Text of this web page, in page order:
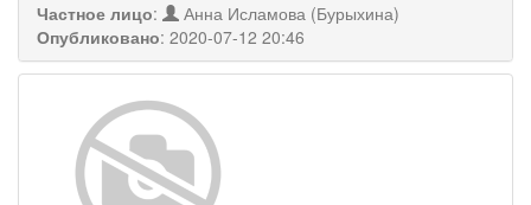
Частное лицо:
Анна Исламова (Бурыхина)
Опубликовано: 2020-07-12 20:46